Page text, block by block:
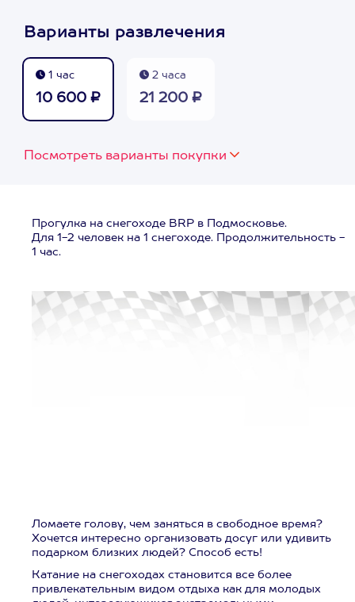
Варианты развлечения
1 час
10 600 ₽
2 часа
21 200 ₽
Посмотреть варианты покупки
Прогулка на снегоходе BRP в Подмосковье.
Для 1-2 человек на 1 снегоходе. Продолжительность -
1 час.
Ломаете голову, чем заняться в свободное время?
Хочется интересно организовать досуг или удивить
подарком близких людей? Способ есть!
Катание на снегоходах становится все более
привлекательным видом отдыха как для молодых